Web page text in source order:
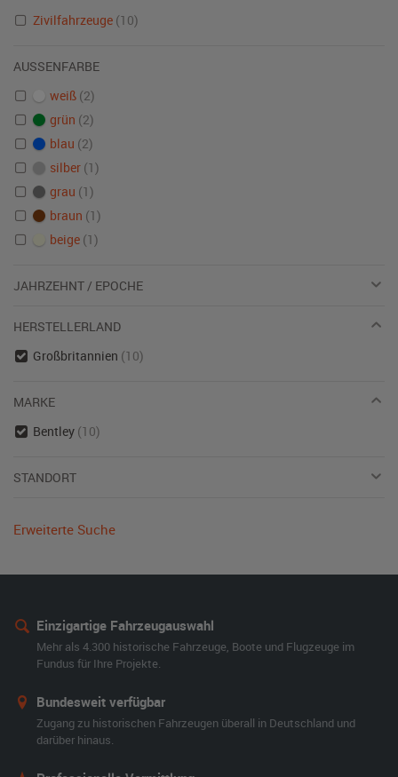
Zivilfahrzeuge (10)
AUSSENFARBE
weiß (2)
grün (2)
blau (2)
silber (1)
grau (1)
braun (1)
beige (1)
JAHRZEHNT / EPOCHE
HERSTELLERLAND
Großbritannien (10)
MARKE
Bentley (10)
STANDORT
Erweiterte Suche
Einzigartige Fahrzeugauswahl
Mehr als 4.300 historische Fahrzeuge, Boote und Flugzeuge im
Fundus für Ihre Projekte.
Bundesweit verfügbar
Zugang zu historischen Fahrzeugen überall in Deutschland und
darüber hinaus.